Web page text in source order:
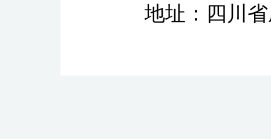
地址：四川省